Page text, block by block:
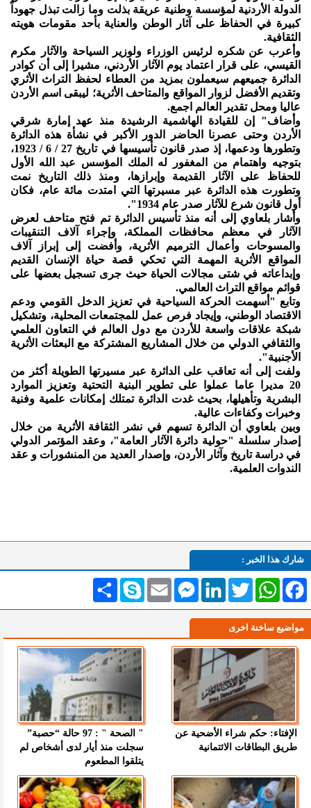
الدولة الأردنية لمؤسسة وطنية عريقة بذلت وما زالت تبذل جهوداً
كبيرة في الحفاظ على آثار الوطن والعناية بأحد مقومات هويته
الثقافية.
وأعرب عن شكره لرئيس الوزراء ولوزير السياحة والآثار مكرم
القيسي، على قرار اعتماد يوم الآثار الأردني، مشيرا إلى أن كوادر
الدائرة جميعهم سيعملون بمزيد من العطاء لحفظ التراث الأثري
وتقديم الأفضل لزوار المواقع والمتاحف الأثرية؛ ليبقى اسم الأردن
عاليا ومحل تقدير العالم اجمع.
وأضاف" إن للقيادة الهاشمية الرشيدة منذ عهد إمارة شرقي
الأردن وحتى عصرنا الحاضر الدور الأكبر في نشأة هذه الدائرة
وتطورها ودعمها، إذ صدر قانون تأسيسها في تاريخ 27 / 6 / 1923،
بتوجيه واهتمام من المغفور له الملك المؤسس عبد الله الأول
للحفاظ على الآثار القديمة وإبرازها، ومنذ ذلك التاريخ نمت
وتطورت هذه الدائرة عبر مسيرتها التي امتدت مائة عام، فكان
أول قانون شرع للآثار صدر عام 1934".
وأشار بلعاوي إلى أنه منذ تأسيس الدائرة تم فتح متاحف لعرض
الآثار في معظم محافظات المملكة، وإجراء آلاف التنقيبات
والمسوحات وأعمال الترميم الأثرية، وأفضت إلى إبراز آلاف
المواقع الأثرية المهمة التي تحكي قصة حياة الإنسان القديم
وإبداعاته في شتى مجالات الحياة حيث جرى تسجيل بعضها على
قوائم مواقع التراث العالمي.
وتابع "أسهمت الحركة السياحية في تعزيز الدخل القومي ودعم
الاقتصاد الوطني، وإيجاد فرص عمل للمجتمعات المحلية، وتشكيل
شبكة علاقات واسعة للأردن مع دول العالم في التعاون العلمي
والثقافي الدولي من خلال المشاريع المشتركة مع البعثات الأثرية
الأجنبية".
ولفت إلى أنه تعاقب على الدائرة عبر مسيرتها الطويلة أكثر من
20 مديرا عاما عملوا على تطوير البنية التحتية وتعزيز الموارد
البشرية وتأهيلها، بحيث غدت الدائرة تمتلك إمكانات علمية وفنية
وخبرات وكفاءات عالية.
وبين بلعاوي أن الدائرة تسهم في نشر الثقافة الأثرية من خلال
إصدار سلسلة "حولية دائرة الآثار العامة"، وعقد المؤتمر الدولي
في دراسة تاريخ وآثار الأردن، وإصدار العديد من المنشورات و عقد
الندوات العلمية.
شارك هذا الخبر :
انشر Skype Email
MessengerLinkedInTwitterWhatsAppFacebook
مواضيع ساخنة اخرى
الإفتاء: حكم شراء الأضحية عن
طريق البطاقات الائتمانية
" الصحة " : 97 حالة “حصبة”
سجلت منذ أيار لدى أشخاص لم
يتلقوا المطعوم